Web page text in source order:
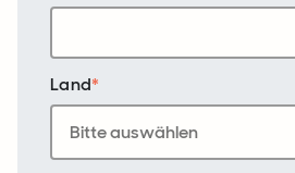
Land*